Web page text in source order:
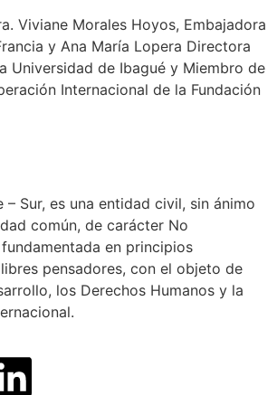
Viviane Morales Hoyos, Embajadora
y Ana María Lopera Directora
Universidad de Ibagué y Miembro de
Internacional de la Fundación
– Sur, es una entidad civil, sin ánimo
común, de carácter No
en principios
pensadores, con el objeto de
los Derechos Humanos y la